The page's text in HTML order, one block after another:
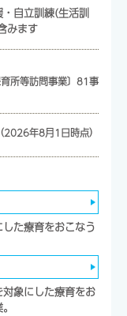
自立訓練(生活訓
みます
所等訪問事業〕 81事
（2026年8月1日時点）
た療育をおこなう
象にした療育をお